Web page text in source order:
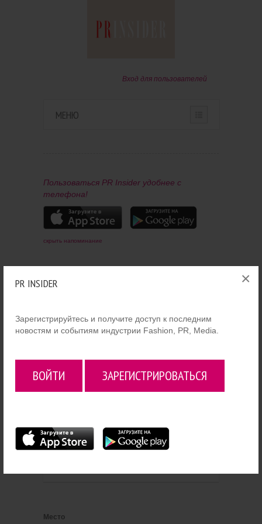
PR INSIDER
Зарегистрируйтесь и получите доступ к последним
новостям и событиям индустрии Fashion, PR, Media.
ВОЙТИ ЗАРЕГИСТРИРОВАТЬСЯ
×
Вход для пользователей
МЕНЮ
ПАРТНЕРАМ
КОНТАКТЫ
Пользоваться PR Insider удобнее с
телефона!
скрыть напоминание
BELOE ZOLOTO
Вход по приглашениям.
Место